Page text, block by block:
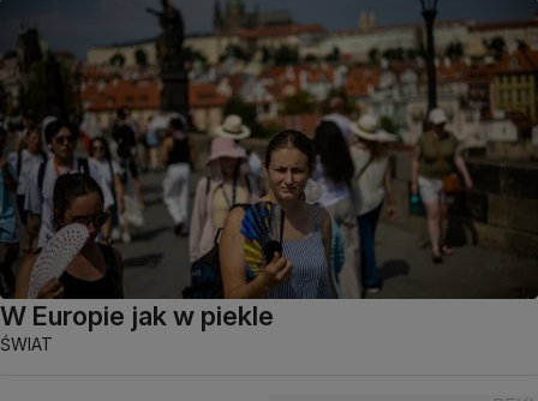
W Europie jak w piekle
ŚWIAT